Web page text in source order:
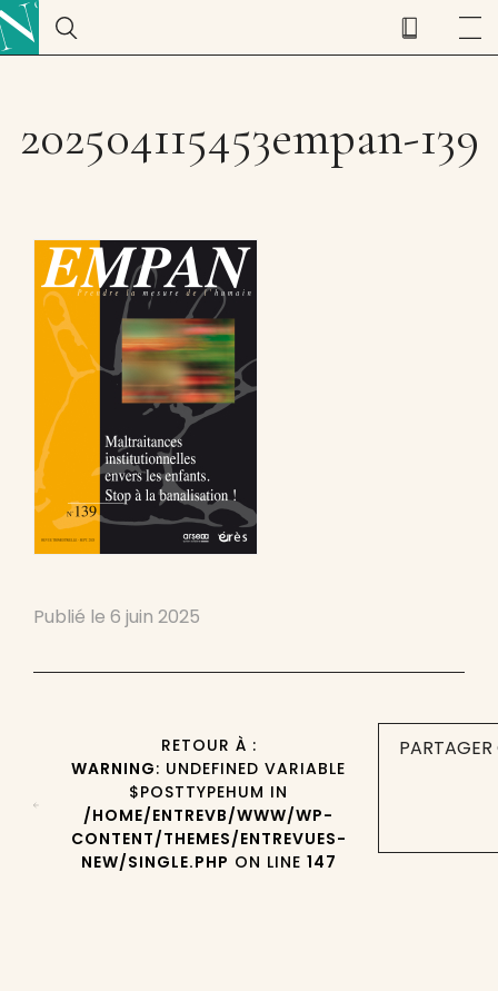
202504115453empan-139
Publié le 6 juin 2025
RETOUR À :
WARNING: UNDEFINED VARIABLE
$POSTTYPEHUM IN
/HOME/ENTREVB/WWW/WP-
CONTENT/THEMES/ENTREVUES-
NEW/SINGLE.PHP ON LINE 147